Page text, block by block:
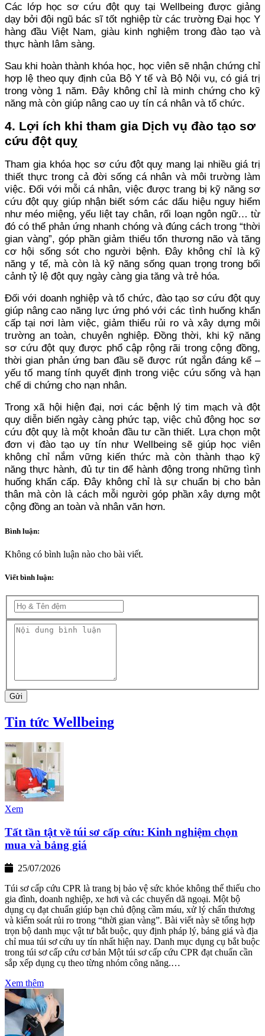
Các lớp học sơ cứu đột quỵ tại Wellbeing được giảng
dạy bởi đội ngũ bác sĩ tốt nghiệp từ các trường Đại học Y
hàng đầu Việt Nam, giàu kinh nghiệm trong đào tạo và
thực hành lâm sàng.
Sau khi hoàn thành khóa học, học viên sẽ nhận chứng chỉ
hợp lệ theo quy định của Bộ Y tế và Bộ Nội vụ, có giá trị
trong vòng 1 năm. Đây không chỉ là minh chứng cho kỹ
năng mà còn giúp nâng cao uy tín cá nhân và tổ chức.
4. Lợi ích khi tham gia Dịch vụ đào tạo sơ
cứu đột quỵ
Tham gia khóa học sơ cứu đột quỵ mang lại nhiều giá trị
thiết thực trong cả đời sống cá nhân và môi trường làm
việc. Đối với mỗi cá nhân, việc được trang bị kỹ năng sơ
cứu đột quỵ giúp nhận biết sớm các dấu hiệu nguy hiểm
như méo miệng, yếu liệt tay chân, rối loạn ngôn ngữ… từ
đó có thể phản ứng nhanh chóng và đúng cách trong “thời
gian vàng”, góp phần giảm thiểu tổn thương não và tăng
cơ hội sống sót cho người bệnh. Đây không chỉ là kỹ
năng y tế, mà còn là kỹ năng sống quan trọng trong bối
cảnh tỷ lệ đột quỵ ngày càng gia tăng và trẻ hóa.
Đối với doanh nghiệp và tổ chức, đào tạo sơ cứu đột quỵ
giúp nâng cao năng lực ứng phó với các tình huống khẩn
cấp tại nơi làm việc, giảm thiểu rủi ro và xây dựng môi
trường an toàn, chuyên nghiệp. Đồng thời, khi kỹ năng
sơ cứu đột quỵ được phổ cập rộng rãi trong cộng đồng,
thời gian phản ứng ban đầu sẽ được rút ngắn đáng kể –
yếu tố mang tính quyết định trong việc cứu sống và hạn
chế di chứng cho nạn nhân.
Trong xã hội hiện đại, nơi các bệnh lý tim mạch và đột
quỵ diễn biến ngày càng phức tạp, việc chủ động học sơ
cứu đột quỵ là một khoản đầu tư cần thiết. Lựa chọn một
đơn vị đào tạo uy tín như Wellbeing sẽ giúp học viên
không chỉ nắm vững kiến thức mà còn thành thạo kỹ
năng thực hành, đủ tự tin để hành động trong những tình
huống khẩn cấp. Đây không chỉ là sự chuẩn bị cho bản
thân mà còn là cách mỗi người góp phần xây dựng một
cộng đồng an toàn và nhân văn hơn.
Bình luận:
Không có bình luận nào cho bài viết.
Viết bình luận:
Gửi
Tin tức Wellbeing
Xem
Tất tần tật về túi sơ cấp cứu: Kinh nghiệm chọn
mua và bảng giá
25/07/2026
Túi sơ cấp cứu CPR là trang bị bảo vệ sức khỏe không thể thiếu cho
gia đình, doanh nghiệp, xe hơi và các chuyến dã ngoại. Một bộ
dụng cụ đạt chuẩn giúp bạn chủ động cầm máu, xử lý chấn thương
và kiểm soát rủi ro trong “thời gian vàng”. Bài viết này sẽ tổng hợp
trọn bộ danh mục vật tư bắt buộc, quy định pháp lý, bảng giá và địa
chỉ mua túi sơ cứu uy tín nhất hiện nay. Danh mục dụng cụ bắt buộc
trong túi sơ cấp cứu cơ bản Một túi sơ cấp cứu CPR đạt chuẩn cần
sắp xếp dụng cụ theo từng nhóm công năng.…
Xem thêm